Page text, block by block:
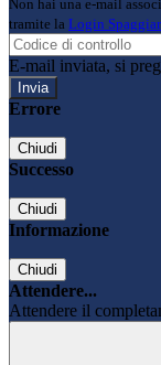
Non hai una e-mail
tramite la Login
E-mail inviata, si
Errore
Chiudi
Successo
Chiudi
Informazione
Chiudi
Attendere...
Attendere il